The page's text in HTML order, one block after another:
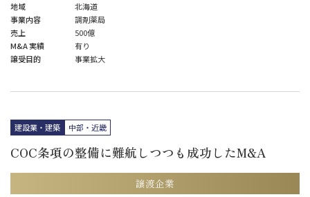
地域
北海道
事業内容
調剤薬局
売上
500億
M&A 実績
有り
譲受目的
事業拡大
建設業・建築 中部・近畿
COC条項の整備に難航しつつも成功したM&A
譲渡企業